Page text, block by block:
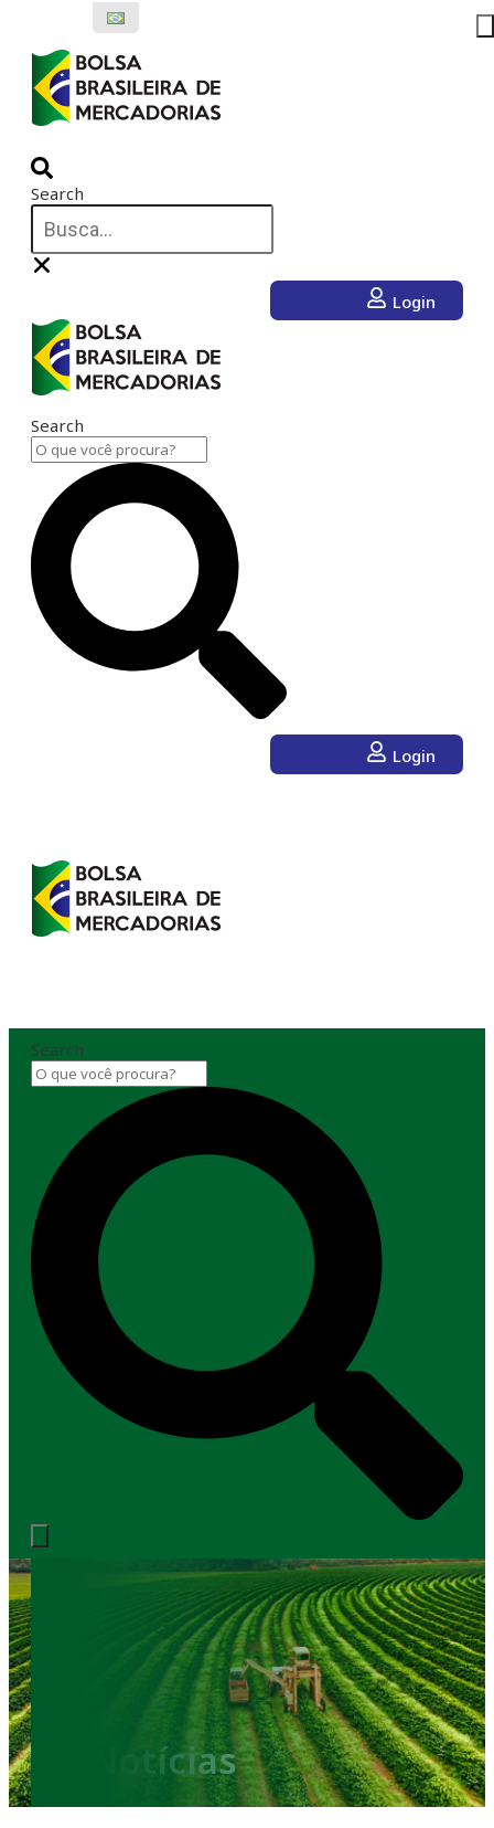
conteúdo
Search
Login
Search
Login
Search
Notícias